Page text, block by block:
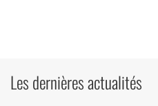
Les dernières actualités